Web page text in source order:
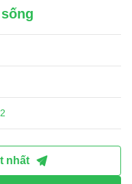
nhất